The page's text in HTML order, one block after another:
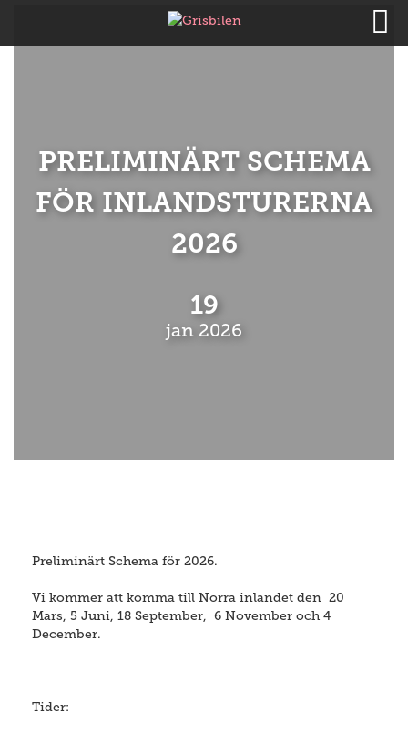
PRELIMINÄRT SCHEMA
FÖR INLANDSTURERNA
2026
19
jan 2026
Preliminärt Schema för 2026.
Vi kommer att komma till Norra inlandet den 20
Mars, 5 Juni, 18 September, 6 November och 4
December.
Tider: